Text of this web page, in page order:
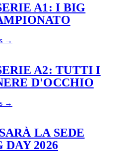
A1: I BIG
→
A2: TUTTI I
D'OCCHIO
→
LA SEDE
2026